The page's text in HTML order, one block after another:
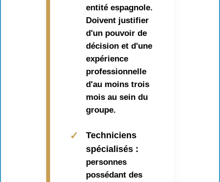
entité espagnole.
Doivent justifier
d'un pouvoir de
décision et d'une
expérience
professionnelle
d'au moins trois
mois au sein du
groupe.
✓
Techniciens
spécialisés :
personnes
possédant des